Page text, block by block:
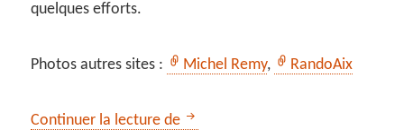
quelques efforts.
Photos autres sites : Michel Remy, RandoAix
Continuer la lecture de Les cascades du Delubre